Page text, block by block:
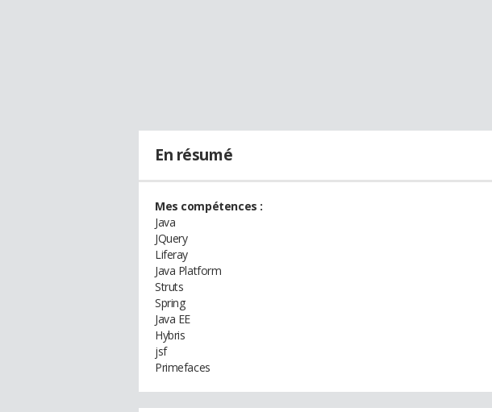
En résumé
Mes compétences :
Java
JQuery
Liferay
Java Platform
Struts
Spring
Java EE
Hybris
jsf
Primefaces